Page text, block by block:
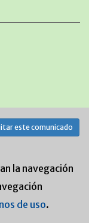
este comunicado
la navegación
de uso.